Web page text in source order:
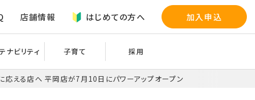
店舗情報 はじめての方へ 加入申込
ナビリティ 子育て 採用
応える店へ 平岡店が7月10日にパワーアップオープン